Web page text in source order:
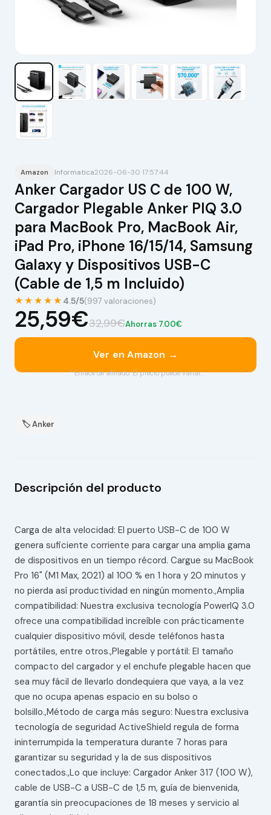
Amazon Informatica2026-06-30 17:57:44
Anker Cargador US C de 100 W,
Cargador Plegable Anker PIQ 3.0
para MacBook Pro, MacBook Air,
iPad Pro, iPhone 16/15/14, Samsung
Galaxy y Dispositivos USB-C
(Cable de 1,5 m Incluido)
★★★★★ 4.5/5(997 valoraciones)
25,59€32,99€Ahorras 7.00€
Ver en Amazon →
* Enlace de afiliado. El precio puede variar.
🏷 Anker
Descripción del producto
Carga de alta velocidad: El puerto USB-C de 100 W
genera suficiente corriente para cargar una amplia gama
de dispositivos en un tiempo récord. Cargue su MacBook
Pro 16" (M1 Max, 2021) al 100 % en 1 hora y 20 minutos y
no pierda así productividad en ningún momento.,Amplia
compatibilidad: Nuestra exclusiva tecnología PowerIQ 3.0
ofrece una compatibilidad increíble con prácticamente
cualquier dispositivo móvil, desde teléfonos hasta
portátiles, entre otros.,Plegable y portátil: El tamaño
compacto del cargador y el enchufe plegable hacen que
sea muy fácil de llevarlo dondequiera que vaya, a la vez
que no ocupa apenas espacio en su bolso o
bolsillo.,Método de carga más seguro: Nuestra exclusiva
tecnología de seguridad ActiveShield regula de forma
ininterrumpida la temperatura durante 7 horas para
garantizar su seguridad y la de sus dispositivos
conectados.,Lo que incluye: Cargador Anker 317 (100 W),
cable de USB-C a USB-C de 1,5 m, guía de bienvenida,
garantía sin preocupaciones de 18 meses y servicio al